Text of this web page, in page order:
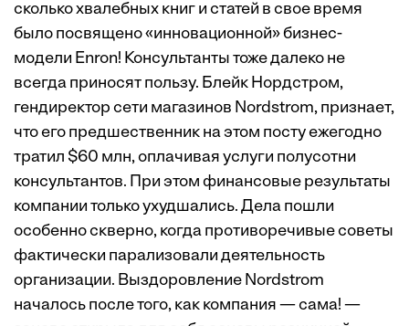
сколько хвалебных книг и статей в свое время
было посвящено «инновационной» бизнес-
модели Enron! Консультанты тоже далеко не
всегда приносят пользу. Блейк Нордстром,
гендиректор сети магазинов Nordstrom, признает,
что его предшественник на этом посту ежегодно
тратил $60 млн, оплачивая услуги полусотни
консультантов. При этом финансовые результаты
компании только ухудшались. Дела пошли
особенно скверно, когда противоречивые советы
фактически парализовали деятельность
организации. Выздоровление Nordstrom
началось после того, как компания — сама! —